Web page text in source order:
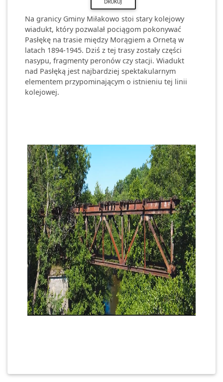
Na granicy Gminy Miłakowo stoi stary kolejowy
wiadukt, który pozwalał pociągom pokonywać
Pasłękę na trasie między Morągiem a Ornetą w
latach 1894-1945. Dziś z tej trasy zostały części
nasypu, fragmenty peronów czy stacji. Wiadukt
nad Pasłęką jest najbardziej spektakularnym
elementem przypominającym o istnieniu tej linii
kolejowej.